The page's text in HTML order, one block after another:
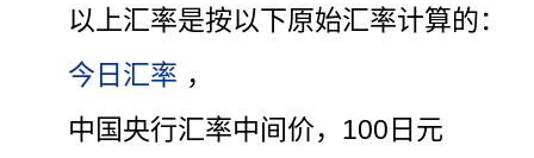
以上汇率是按以下原始汇率计算的：
今日汇率 ，
中国央行汇率中间价，100日元